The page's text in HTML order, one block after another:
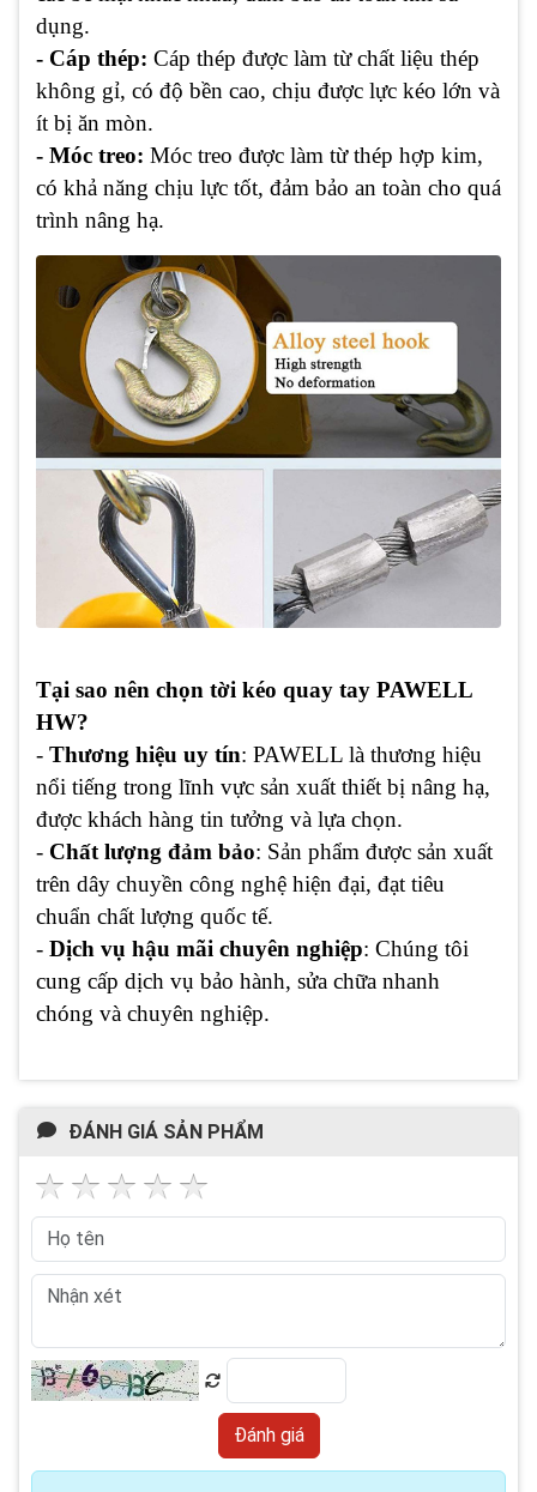
dụng.
- Cáp thép: Cáp thép được làm từ chất liệu thép
không gỉ, có độ bền cao, chịu được lực kéo lớn và
ít bị ăn mòn.
- Móc treo: Móc treo được làm từ thép hợp kim,
có khả năng chịu lực tốt, đảm bảo an toàn cho quá
trình nâng hạ.
Tại sao nên chọn tời kéo quay tay PAWELL
HW?
- Thương hiệu uy tín: PAWELL là thương hiệu
nổi tiếng trong lĩnh vực sản xuất thiết bị nâng hạ,
được khách hàng tin tưởng và lựa chọn.
- Chất lượng đảm bảo: Sản phẩm được sản xuất
trên dây chuyền công nghệ hiện đại, đạt tiêu
chuẩn chất lượng quốc tế.
- Dịch vụ hậu mãi chuyên nghiệp: Chúng tôi
cung cấp dịch vụ bảo hành, sửa chữa nhanh
chóng và chuyên nghiệp.
ĐÁNH GIÁ SẢN PHẨM